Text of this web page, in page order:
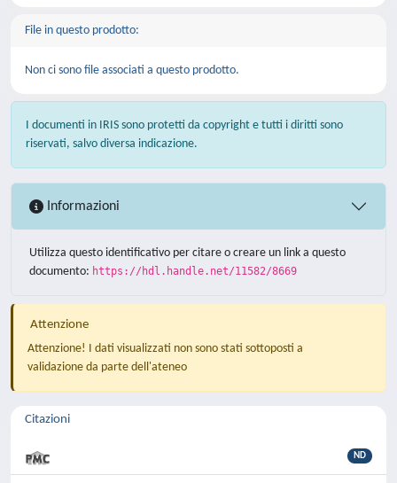
File in questo prodotto:
Non ci sono file associati a questo prodotto.
I documenti in IRIS sono protetti da copyright e tutti i diritti sono
riservati, salvo diversa indicazione.
Informazioni
Utilizza questo identificativo per citare o creare un link a questo
documento: https://hdl.handle.net/11582/8669
Attenzione
Attenzione! I dati visualizzati non sono stati sottoposti a
validazione da parte dell'ateneo
Citazioni
ND